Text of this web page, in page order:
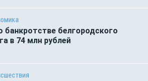
банкротстве белгородского
в 74 млн рублей